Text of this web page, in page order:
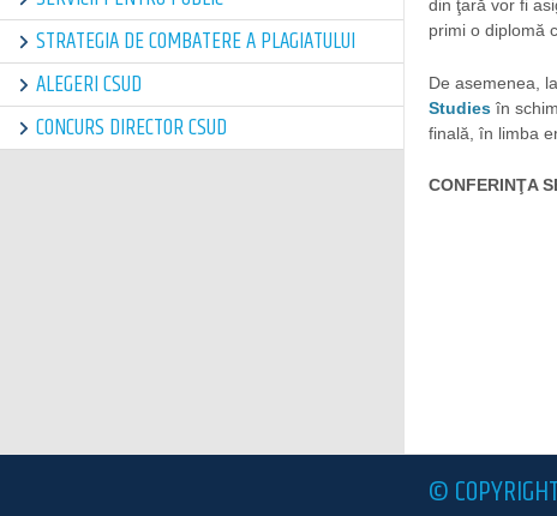
STRATEGIA DE COMBATERE A PLAGIATULUI
ALEGERI CSUD
CONCURS DIRECTOR CSUD
din ţară vor fi
primi o diplomă
De asemenea,
Studies în
finală, în limba
CONFERINŢA
©